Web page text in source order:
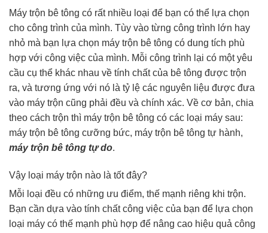
Máy trộn bê tông có rất nhiều loại để bạn có thể lựa chọn
cho công trình của mình. Tùy vào từng công trình lớn hay
nhỏ mà bạn lựa chọn máy trộn bê tông có dung tích phù
hợp với công việc của mình. Mỗi công trình lại có một yêu
cầu cụ thể khác nhau về tính chất của bê tông được trộn
ra, và tương ứng với nó là tỷ lệ các nguyên liệu được đưa
vào máy trộn cũng phải đều và chính xác. Về cơ bản, chia
theo cách trộn thì máy trộn bê tông có các loại máy sau:
máy trộn bê tông cưỡng bức, máy trộn bê tông tự hành,
máy trộn bê tông tự do.
Vậy loại máy trộn nào là tốt đây?
Mỗi loại đều có những ưu điểm, thế mạnh riêng khi trộn.
Bạn cần dựa vào tính chất công việc của bạn để lựa chọn
loại máy có thế mạnh phù hợp để nâng cao hiệu quả công